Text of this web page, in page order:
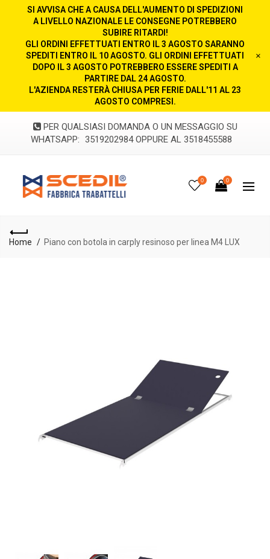
SI AVVISA CHE A CAUSA DELL'AUMENTO DI SPEDIZIONI
A LIVELLO NAZIONALE LE CONSEGNE POTREBBERO
SUBIRE RITARDI!
GLI ORDINI EFFETTUATI ENTRO IL 3 AGOSTO SARANNO
SPEDITI ENTRO IL 10 AGOSTO. GLI ORDINI EFFETTUATI
DOPO IL 3 AGOSTO POTREBBERO ESSERE SPEDITI A
PARTIRE DAL 24 AGOSTO.
L'AZIENDA RESTERÀ CHIUSA PER FERIE DALL'11 AL 23
AGOSTO COMPRESI.
×
PER QUALSIASI DOMANDA O UN MESSAGGIO SU
WHATSAPP: 3519202984 OPPURE AL 3518455588
0 0
Home Piano con botola in carply resinoso per linea M4 LUX